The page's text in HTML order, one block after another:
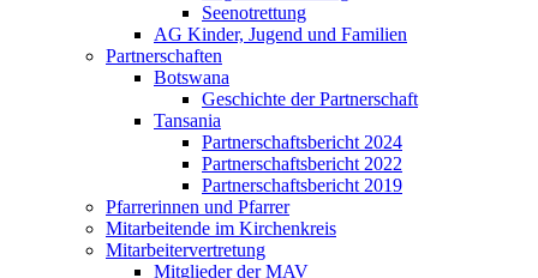
Seenotrettung
AG Kinder, Jugend und Familien
Partnerschaften
Botswana
Geschichte der Partnerschaft
Tansania
Partnerschaftsbericht 2024
Partnerschaftsbericht 2022
Partnerschaftsbericht 2019
Pfarrerinnen und Pfarrer
Mitarbeitende im Kirchenkreis
Mitarbeitervertretung
Mitglieder der MAV